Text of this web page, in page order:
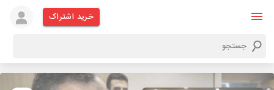
خرید اشتراک